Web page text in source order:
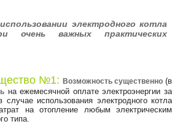
электродного котла
очень важных практических
№1: Возможность существенно (в
на ежемесячной оплате электроэнергии за
случае использования электродного котла
на отопление любым электрическим
типа.